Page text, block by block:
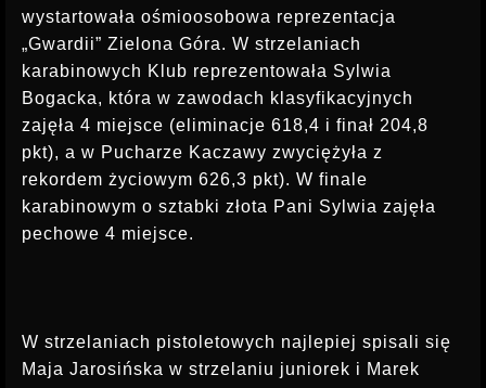
wystartowała ośmioosobowa reprezentacja
„Gwardii” Zielona Góra. W strzelaniach
karabinowych Klub reprezentowała Sylwia
Bogacka, która w zawodach klasyfikacyjnych
zajęła 4 miejsce (eliminacje 618,4 i finał 204,8
pkt), a w Pucharze Kaczawy zwyciężyła z
rekordem życiowym 626,3 pkt). W finale
karabinowym o sztabki złota Pani Sylwia zajęła
pechowe 4 miejsce.
W strzelaniach pistoletowych najlepiej spisali się
Maja Jarosińska w strzelaniu juniorek i Marek